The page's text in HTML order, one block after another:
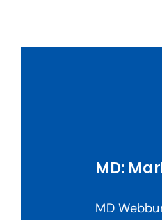
MD:
MD